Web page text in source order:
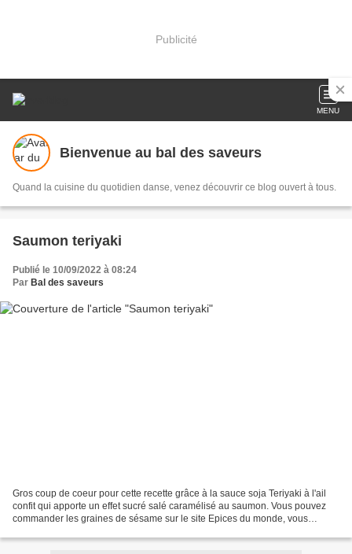
Publicité
MENU
Bienvenue au bal des saveurs
Quand la cuisine du quotidien danse, venez découvrir ce blog ouvert à tous.
Saumon teriyaki
Publié le 10/09/2022 à 08:24
Par Bal des saveurs
Gros coup de coeur pour cette recette grâce à la sauce soja Teriyaki à l'ail
confit qui apporte un effet sucré salé caramélisé au saumon. Vous pouvez
commander les graines de sésame sur le site Epices du monde, vous